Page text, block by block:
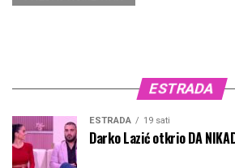
ESTRADA
ESTRADA 19 sati
Darko Lazić otkrio DA NIKAD